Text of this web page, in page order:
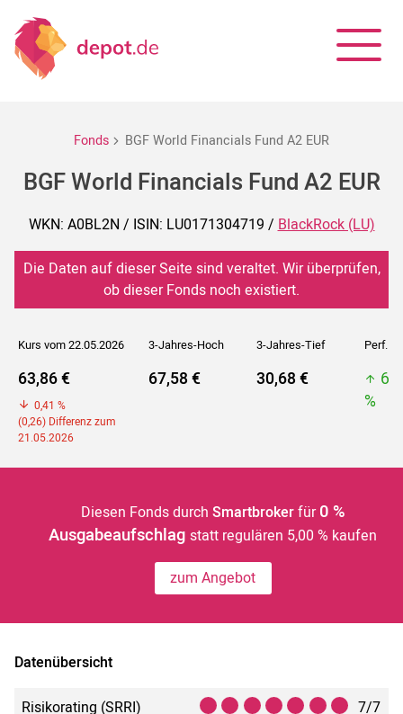
Fonds BGF World Financials Fund A2 EUR
BGF World Financials Fund A2 EUR
WKN: A0BL2N / ISIN: LU0171304719 /BlackRock (LU)
Die Daten auf dieser Seite sind veraltet. Wir überprüfen,
ob dieser Fonds noch existiert.
Kurs vom 22.05.2026 3-Jahres-Hoch 3-Jahres-Tief Perf. 5J
63,86 €
0,41 %
(0,26) Differenz zum
21.05.2026
67,58 € 30,68 €
%
Diesen Fonds durch Smartbrokerfür 0 %
Ausgabeaufschlagstatt regulären 5,00 % kaufen
zum Angebot
Datenübersicht
Risikorating (SRRI)
7/7